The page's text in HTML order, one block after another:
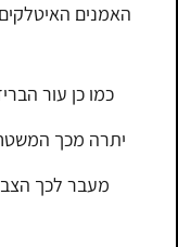
האמנים
כמו כן עור
יתרה מכך
מעבר לכך